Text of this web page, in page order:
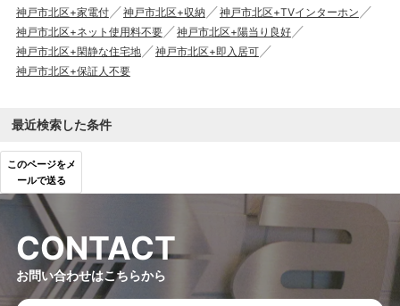
神戸市北区+家電付
神戸市北区+収納
神戸市北区+TVインターホン
神戸市北区+ネット使用料不要
神戸市北区+陽当り良好
神戸市北区+閑静な住宅地
神戸市北区+即入居可
神戸市北区+保証人不要
最近検索した条件
このページをメ
ールで送る
CONTACT
お問い合わせはこちらから